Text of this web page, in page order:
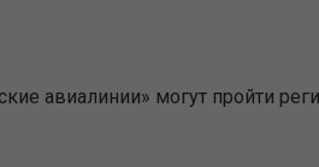
авиалинии» могут пройти